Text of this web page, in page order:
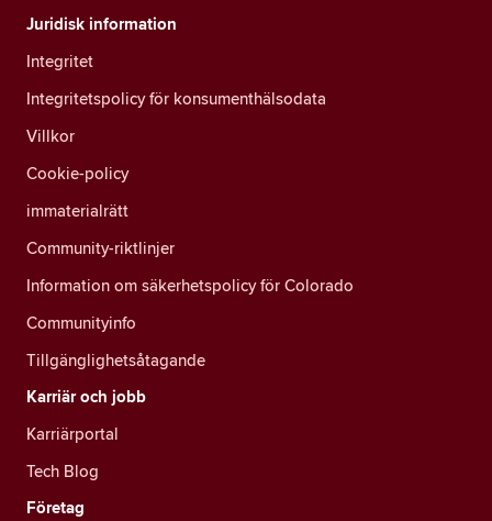
Juridisk information
Integritet
Integritetspolicy för konsumenthälsodata
Villkor
Cookie-policy
immaterialrätt
Community-riktlinjer
Information om säkerhetspolicy för Colorado
Communityinfo
Tillgänglighetsåtagande
Karriär och jobb
Karriärportal
Tech Blog
Företag